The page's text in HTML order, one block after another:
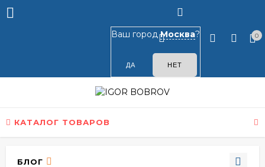
Ваш городМосква? 0
КАТАЛОГ ТОВАРОВ
БЛОГ